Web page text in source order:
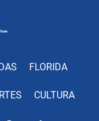
FLORIDA
CULTURA